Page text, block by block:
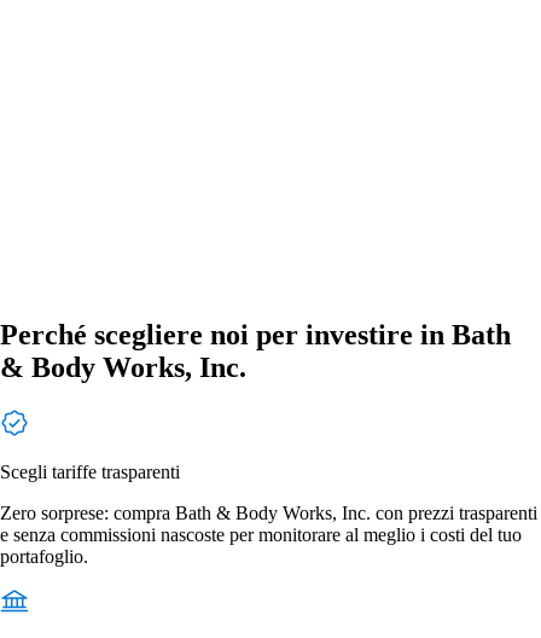
Perché scegliere noi per investire in Bath
& Body Works, Inc.
Scegli tariffe trasparenti
Zero sorprese: compra Bath & Body Works, Inc. con prezzi trasparenti
e senza commissioni nascoste per monitorare al meglio i costi del tuo
portafoglio.